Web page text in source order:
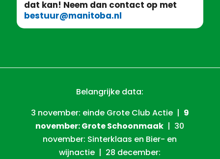
dat kan! Neem dan contact op met
bestuur@manitoba.nl
Belangrijke data:
3 november: einde Grote Club Actie | 9
november: Grote Schoonmaak | 30
november: Sinterklaas en Bier- en
wijnactie | 28 december: